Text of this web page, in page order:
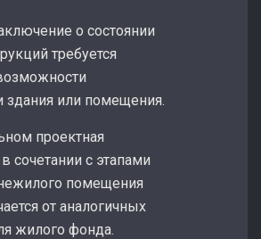
о состоянии
требуется
здания или помещения.
проектная
сочетании с этапами
помещения
от аналогичных
жилого фонда.